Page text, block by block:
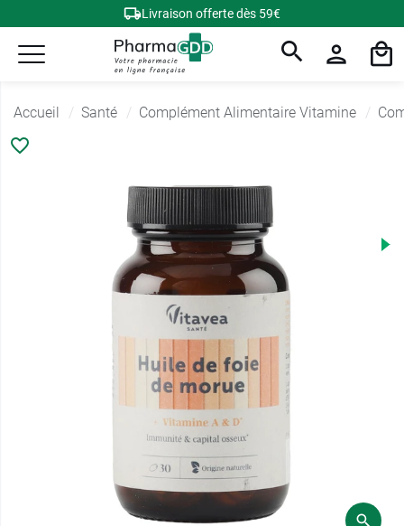
Livraison offerte dès 59€
Accueil Santé Complément Alimentaire Vitamine